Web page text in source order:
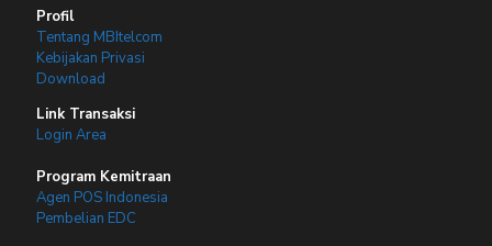
Profil
Tentang MBItelcom
Kebijakan Privasi
Download
Link Transaksi
Login Area
Program Kemitraan
Agen POS Indonesia
Pembelian EDC